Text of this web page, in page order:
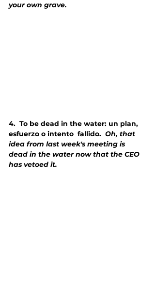
your own grave.
4. To be dead in the water: un plan,
esfuerzo o intento  fallido. Oh, that
idea from last week's meeting is
dead in the water now that the CEO
has vetoed it.